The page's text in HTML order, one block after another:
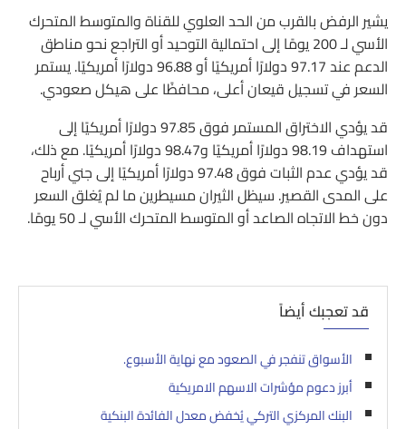
يشير الرفض بالقرب من الحد العلوي للقناة والمتوسط ​​المتحرك
الأسي لـ 200 يومًا إلى احتمالية التوحيد أو التراجع نحو مناطق
الدعم عند 97.17 دولارًا أمريكيًا أو 96.88 دولارًا أمريكيًا. يستمر
السعر في تسجيل قيعان أعلى، محافظًا على هيكل صعودي.
قد يؤدي الاختراق المستمر فوق 97.85 دولارًا أمريكيًا إلى
استهداف 98.19 دولارًا أمريكيًا و98.47 دولارًا أمريكيًا. مع ذلك،
قد يؤدي عدم الثبات فوق 97.48 دولارًا أمريكيًا إلى جني أرباح
على المدى القصير. سيظل الثيران مسيطرين ما لم يُغلق السعر
دون خط الاتجاه الصاعد أو المتوسط ​​المتحرك الأسي لـ 50 يومًا.
قد تعجبك أيضاً
الأسواق تنفجر في الصعود مع نهاية الأسبوع.
أبرز دعوم مؤشرات الاسهم الامريكية
البنك المركزي التركي يُخفض معدل الفائدة البنكية